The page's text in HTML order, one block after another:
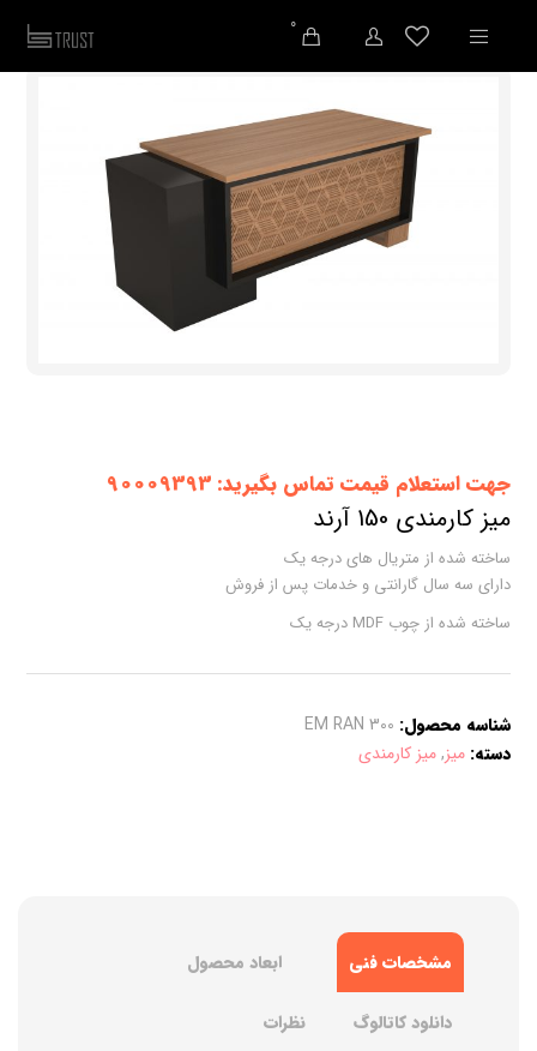
0
جهت استعلام قیمت تماس بگیرید: 90009393
میز کارمندی 150 آرند
ساخته شده از متریال های درجه یک
دارای سه سال گارانتی و خدمات پس از فروش
ساخته شده از چوب MDF درجه یک
شناسه محصول: EM RAN 300
دسته: میز,میز کارمندی
مشخصات فنی ابعاد محصول
دانلود کاتالوگ نظرات